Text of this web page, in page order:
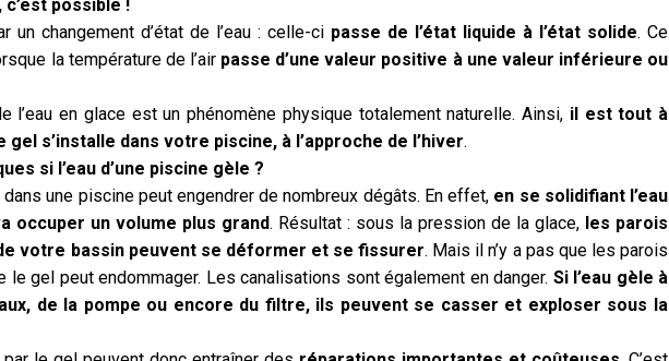
possible !
un changement d’état de l’eau : celle-ci passe de l’état liquide à l’état solide. Ce
la température de l’air passe d’une valeur positive à une valeur inférieure ou
l’eau en glace est un phénomène physique totalement naturelle. Ainsi, il est tout à
s’installe dans votre piscine, à l’approche de l’hiver.
si l’eau d’une piscine gèle ?
une piscine peut engendrer de nombreux dégâts. En effet, en se solidifiant l’eau
occuper un volume plus grand. Résultat : sous la pression de la glace, les parois
votre bassin peuvent se déformer et se fissurer. Mais il n’y a pas que les parois
le gel peut endommager. Les canalisations sont également en danger. Si l’eau gèle à
de la pompe ou encore du filtre, ils peuvent se casser et exploser sous la